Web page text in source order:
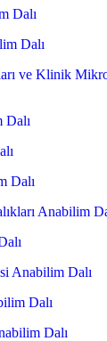
Dalı
Dalı
ve Klinik
Dalı
Anabilim
Anabilim Dalı
Dalı
Dalı